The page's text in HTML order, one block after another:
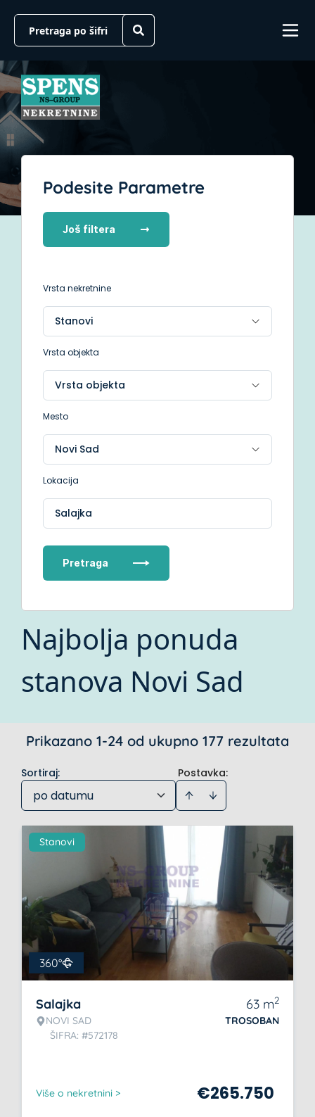
Podesite Parametre
Još filtera
Vrsta nekretnine
Vrsta objekta
Mesto
Lokacija
Salajka
Pretraga
Najbolja ponuda
stanova Novi Sad
Prikazano 1-24 od ukupno 177 rezultata
Postavka:
Sortiraj:
po datumu
Stanovi
360°
Salajka
NOVI SAD
ŠIFRA: #572178
63 m2
TROSOBAN
Više o nekretnini > €265.750